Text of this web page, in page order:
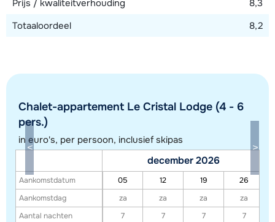
Toon alle accommodaties in dit gebied
exacte locatie kan enigszins afwijken.
Prijs / kwaliteitverhouding
8,3
Totaaloordeel
8,2
Chalet-appartement Le Cristal Lodge (4 - 6
pers.)
in euro's, per persoon, inclusief skipas
Aankomstdatum
Aankomstdag
Aantal nachten
december 2026
05 12 19
26
za
za za
za
7
7 7
7